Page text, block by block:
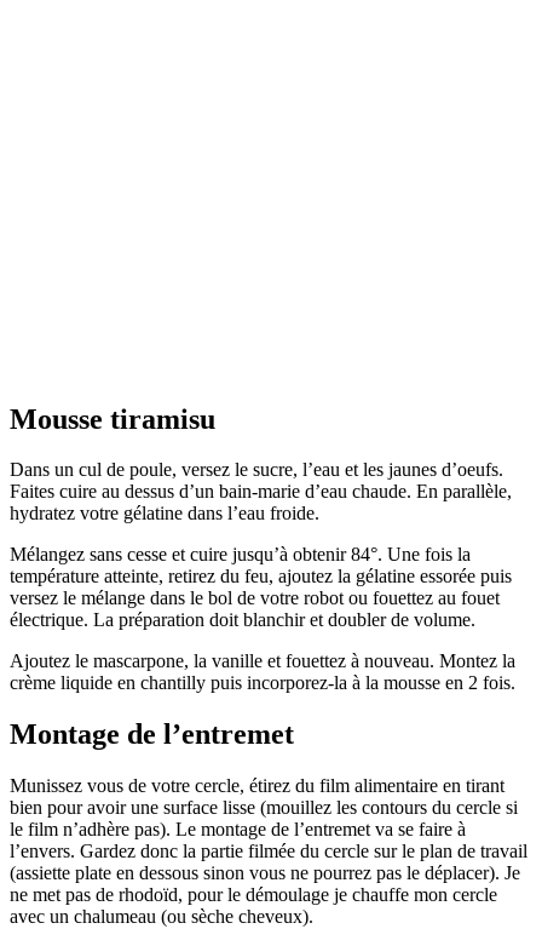
Mousse tiramisu
Dans un cul de poule, versez le sucre, l’eau et les jaunes d’oeufs.
Faites cuire au dessus d’un bain-marie d’eau chaude. En parallèle,
hydratez votre gélatine dans l’eau froide.
Mélangez sans cesse et cuire jusqu’à obtenir 84°. Une fois la
température atteinte, retirez du feu, ajoutez la gélatine essorée puis
versez le mélange dans le bol de votre robot ou fouettez au fouet
électrique. La préparation doit blanchir et doubler de volume.
Ajoutez le mascarpone, la vanille et fouettez à nouveau. Montez la
crème liquide en chantilly puis incorporez-la à la mousse en 2 fois.
Montage de l’entremet
Munissez vous de votre cercle, étirez du film alimentaire en tirant
bien pour avoir une surface lisse (mouillez les contours du cercle si
le film n’adhère pas). Le montage de l’entremet va se faire à
l’envers. Gardez donc la partie filmée du cercle sur le plan de travail
(assiette plate en dessous sinon vous ne pourrez pas le déplacer). Je
ne met pas de rhodoïd, pour le démoulage je chauffe mon cercle
avec un chalumeau (ou sèche cheveux).